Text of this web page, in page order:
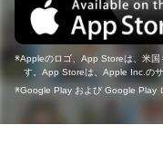
Appleのロゴ、App Storeは、米
す。App Storeは、Apple Inc.のサ
Google Play および Google Play